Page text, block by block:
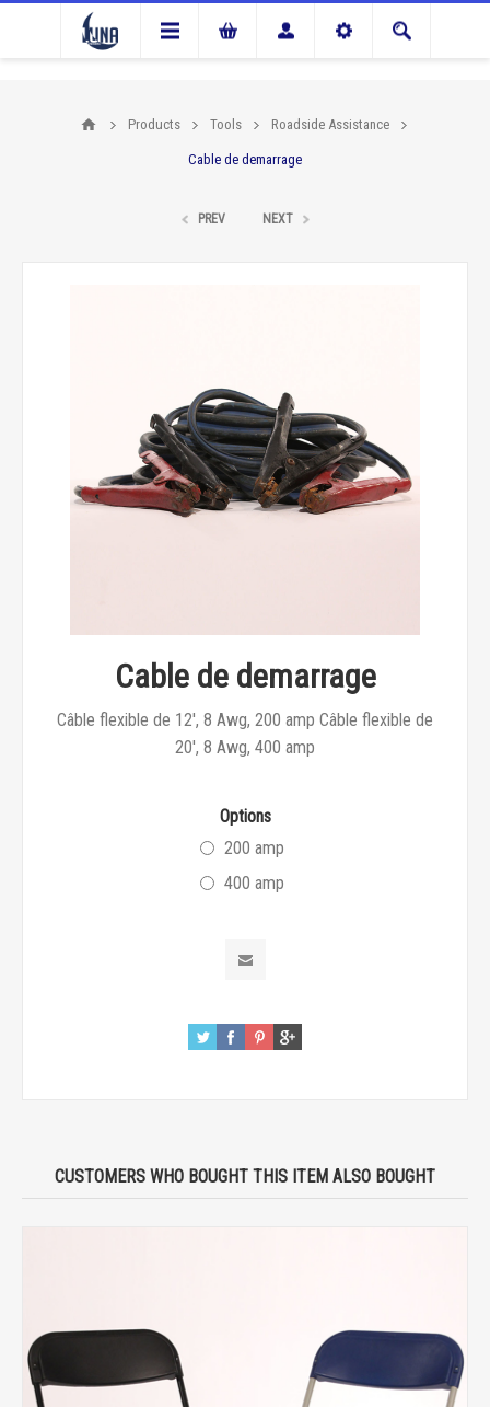
Products Tools Roadside Assistance
Cable de demarrage
PREV NEXT
Cable de demarrage
Câble flexible de 12', 8 Awg, 200 amp Câble flexible de
20', 8 Awg, 400 amp
Options
200 amp
400 amp
CUSTOMERS WHO BOUGHT THIS ITEM ALSO BOUGHT